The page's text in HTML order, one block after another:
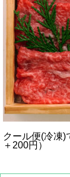
クール便(冷凍)
＋200円）